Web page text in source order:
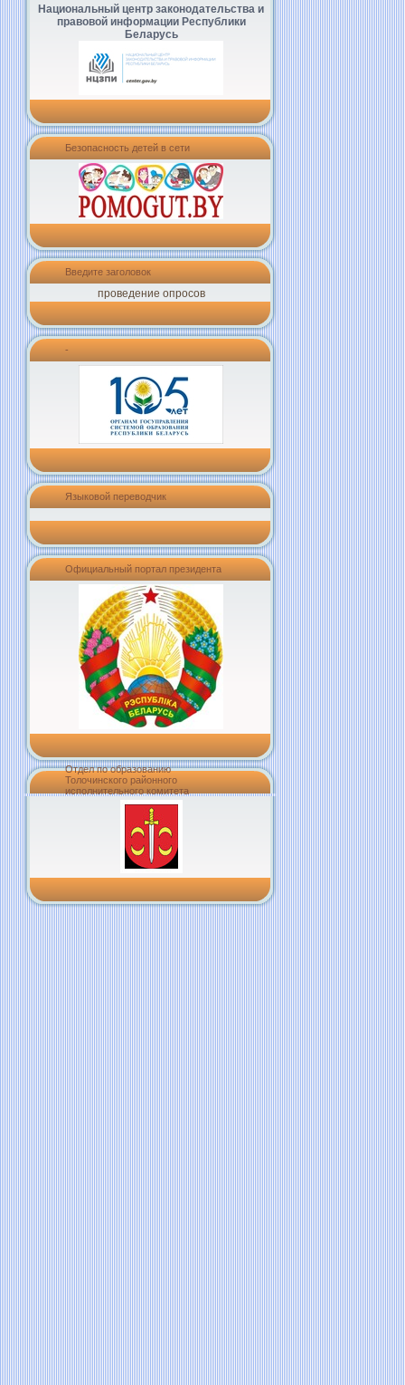
Национальный центр законодательства и
правовой информации Республики
Беларусь
Безопасность детей в сети
Введите заголовок
проведение опросов
-
Языковой переводчик
Официальный портал президента
Отдел по образованию
Толочинского районного
исполнительного комитета